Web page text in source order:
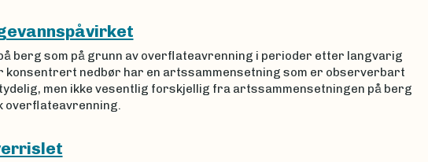
berg som på grunn av overflateavrenning i perioder etter langvarig
konsentrert nedbør har en artssammensetning som er observerbart
men ikke vesentlig forskjellig fra artssammensetningen på berg
overflateavrenning.